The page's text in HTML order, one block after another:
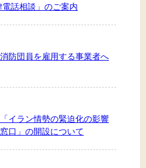
話相談」のご案内
防団員を雇用する事業者へ
イラン情勢の緊迫化の影響
口」の開設について